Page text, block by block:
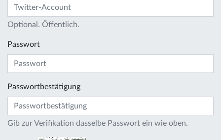
Optional. Öffentlich.
Passwort
Passwortbestätigung
Gib zur Verifikation dasselbe Passwort ein wie oben.